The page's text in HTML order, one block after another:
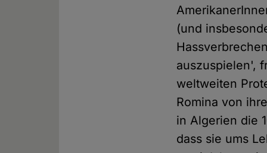
(und
auszuspielen',
weltweiten
Romina von
in Algerien die
dass sie ums